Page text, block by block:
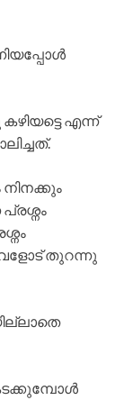
എന്ന്
തുറന്നു